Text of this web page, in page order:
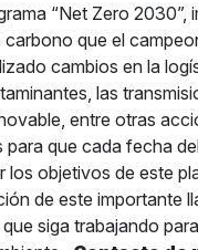
“Net Zero 2030”,
carbono que el
cambios en la
las
entre otras
que cada fecha
objetivos de este
de este importante
siga trabajando